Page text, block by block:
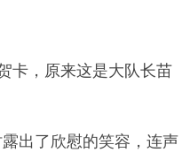
卡，原来这是大队长苗
出了欣慰的笑容，连声